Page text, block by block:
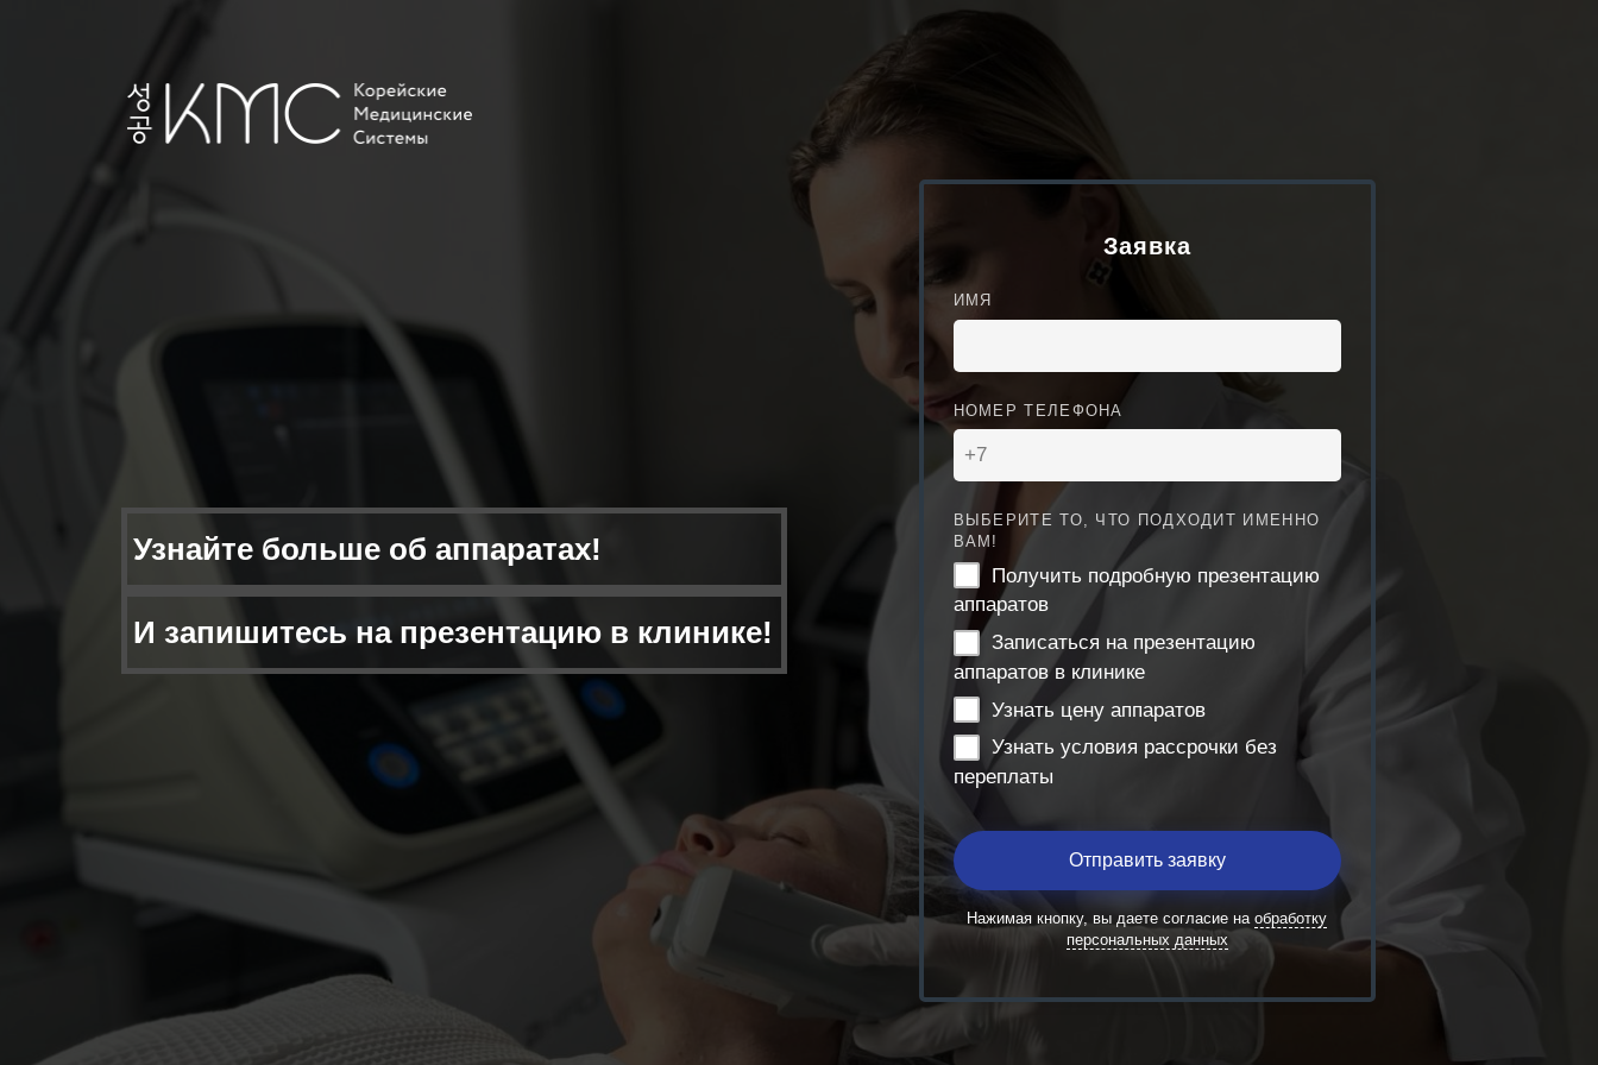
Узнайте больше об аппаратах!
И запишитесь на презентацию в клинике!
Заявка
ИМЯ
НОМЕР ТЕЛЕФОНА
ВЫБЕРИТЕ ТО, ЧТО ПОДХОДИТ ИМЕННО
ВАМ!
Получить подробную презентацию
аппаратов
Записаться на презентацию
аппаратов в клинике
Узнать цену аппаратов
Узнать условия рассрочки без
переплаты
Отправить заявку
Нажимая кнопку, вы даете согласие на обработку
персональных данных